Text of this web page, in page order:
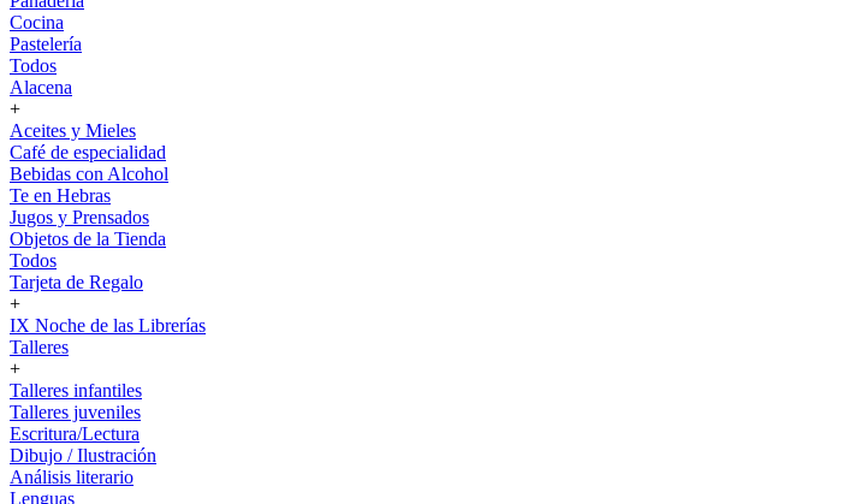
Cocina
Pastelería
Todos
Alacena
+
Aceites y Mieles
Café de especialidad
Bebidas con Alcohol
Te en Hebras
Jugos y Prensados
Objetos de la Tienda
Todos
Tarjeta de Regalo
+
IX Noche de las Librerías
Talleres
+
Talleres infantiles
Talleres juveniles
Escritura/Lectura
Dibujo / Ilustración
Análisis literario
Lenguas